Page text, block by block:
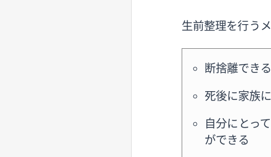
生前整理を行う
断捨離でき
死後に家族
自分にとっ
ができる